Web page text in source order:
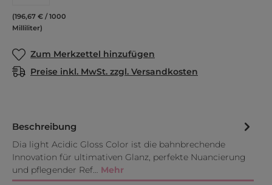
(196,67 € / 1000
Milliliter)
Zum Merkzettel hinzufügen
Preise inkl. MwSt. zzgl. Versandkosten
Beschreibung
Dia light Acidic Gloss Color ist die bahnbrechende
Innovation für ultimativen Glanz, perfekte Nuancierung
und pflegender Ref… Mehr